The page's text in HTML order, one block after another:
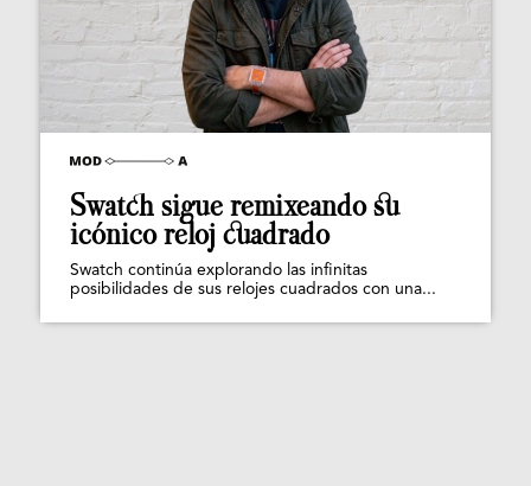
Swatch sigue remixeando su
icónico reloj cuadrado
Swatch continúa explorando las infinitas
posibilidades de sus relojes cuadrados con una...